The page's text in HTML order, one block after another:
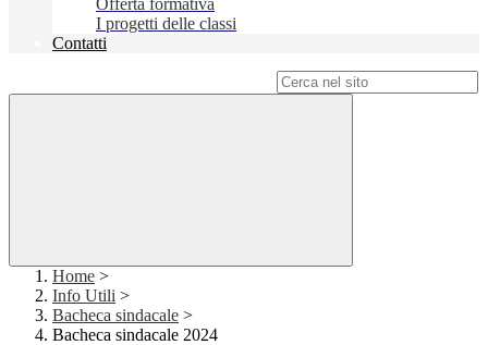
Offerta formativa
I progetti delle classi
Contatti
Home >
Info Utili >
Bacheca sindacale >
Bacheca sindacale 2024